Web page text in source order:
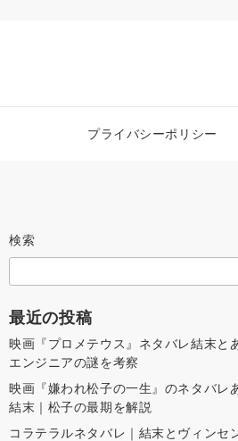
プライバシーポリシー
検索
最近の投稿
映画『プロメテウス』ネタバレ結末と
エンジニアの謎を考察
映画『嫌われ松子の一生』のネタバレ
結末｜松子の最期を解説
コラテラルネタバレ｜結末とヴィンセ